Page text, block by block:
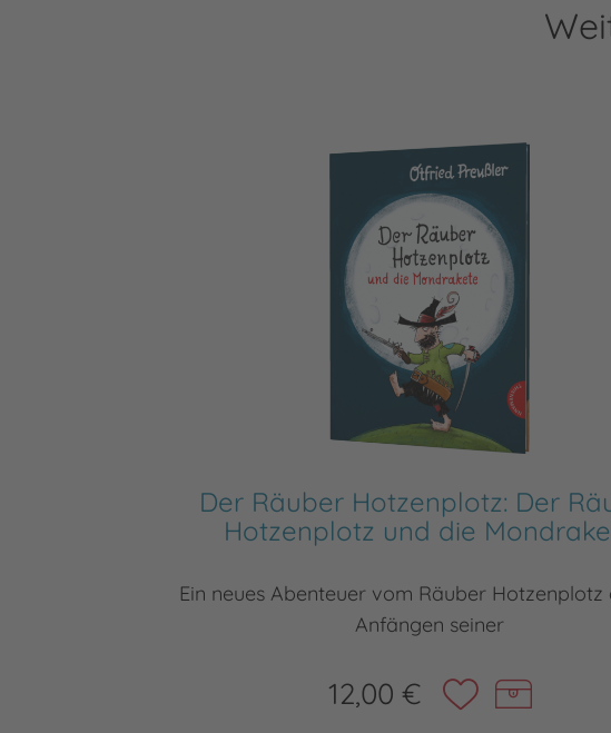
Der Räuber Hotzenplotz: Der
Hotzenplotz und die
Ein neues Abenteuer vom Räuber Hotzenplotz
Anfängen seiner
12,00 €